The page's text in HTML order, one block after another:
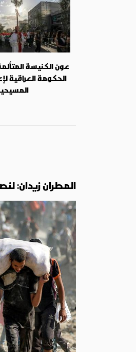
عون الكنيسة
الحكومة العراقية
المطران زيدان: